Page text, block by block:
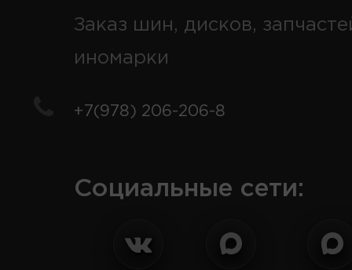
Заказ шин, дисков,
иномарки
+7(978) 206-206-8
Социальные сети: